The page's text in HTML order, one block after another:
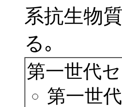
系抗生物
る｡
第一世代
第一世